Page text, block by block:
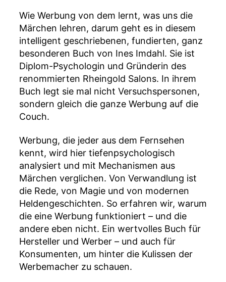
Wie Werbung von dem lernt, was uns die
Märchen lehren, darum geht es in diesem
intelligent geschriebenen, fundierten, ganz
besonderen Buch von Ines Imdahl. Sie ist
Diplom-Psychologin und Gründerin des
renommierten Rheingold Salons. In ihrem
Buch legt sie mal nicht Versuchspersonen,
sondern gleich die ganze Werbung auf die
Couch.
Werbung, die jeder aus dem Fernsehen
kennt, wird hier tiefenpsychologisch
analysiert und mit Mechanismen aus
Märchen verglichen. Von Verwandlung ist
die Rede, von Magie und von modernen
Heldengeschichten. So erfahren wir, warum
die eine Werbung funktioniert – und die
andere eben nicht. Ein wertvolles Buch für
Hersteller und Werber – und auch für
Konsumenten, um hinter die Kulissen der
Werbemacher zu schauen.